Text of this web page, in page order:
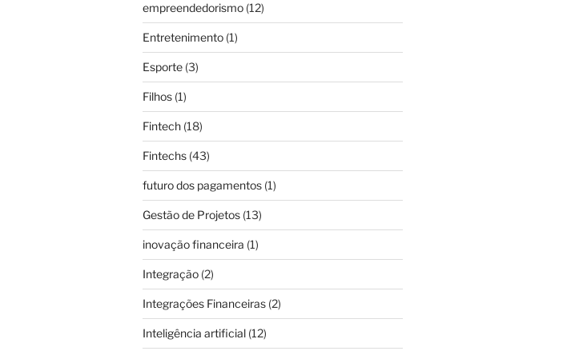
empreendedorismo(12)
Entretenimento(1)
Esporte(3)
Filhos(1)
Fintech(18)
Fintechs(43)
futuro dos pagamentos(1)
Gestão de Projetos(13)
inovação financeira (1)
Integração(2)
Integrações Financeiras(2)
Inteligência artificial(12)